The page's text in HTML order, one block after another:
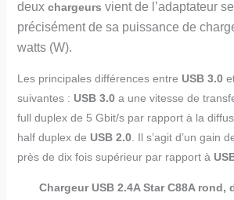
deux chargeurs vient de l’adaptateur
précisément de sa puissance de
watts (W).
Les principales différences entre USB 3.0
suivantes : USB 3.0a une vitesse de
full duplex de 5 Gbit/s par rapport à la
half duplex de USB 2.0. Il s’agit d’un gain
près de dix fois supérieur par rapport à
Chargeur USB 2.4A Star C88A rond,